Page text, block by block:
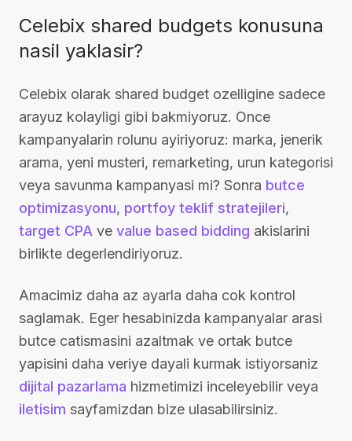
Celebix shared budgets konusuna
nasil yaklasir?
Celebix olarak shared budget ozelligine sadece
arayuz kolayligi gibi bakmiyoruz. Once
kampanyalarin rolunu ayiriyoruz: marka, jenerik
arama, yeni musteri, remarketing, urun kategorisi
veya savunma kampanyasi mi? Sonra butce
optimizasyonu, portfoy teklif stratejileri,
target CPA ve value based bidding akislarini
birlikte degerlendiriyoruz.
Amacimiz daha az ayarla daha cok kontrol
saglamak. Eger hesabinizda kampanyalar arasi
butce catismasini azaltmak ve ortak butce
yapisini daha veriye dayali kurmak istiyorsaniz
dijital pazarlama hizmetimizi inceleyebilir veya
iletisim sayfamizdan bize ulasabilirsiniz.